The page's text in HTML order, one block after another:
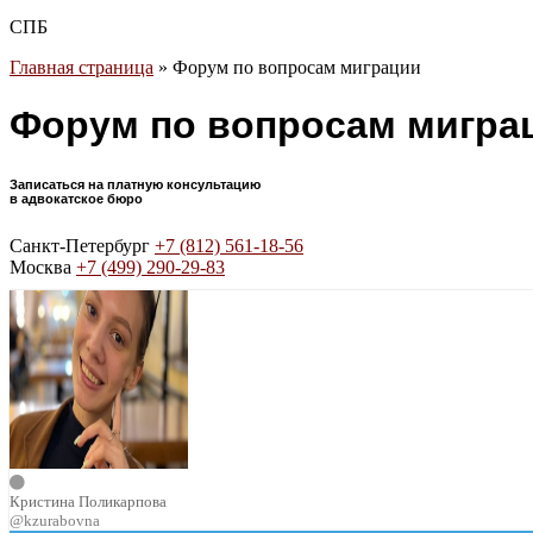
СПБ
Главная страница » Форум по вопросам миграции
Форум по вопросам
Записаться на платную консультацию
в адвокатское бюро
Санкт-Петербург +7 (812) 561-18-56
Москва +7 (499) 290-29-83
Кристина Поликарпова
@kzurabovna